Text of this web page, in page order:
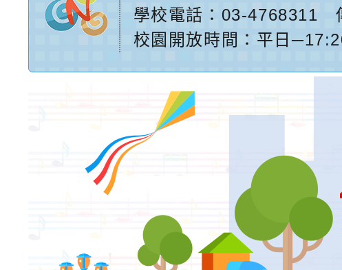
學校電話：03-4768311
校園開放時間：平日